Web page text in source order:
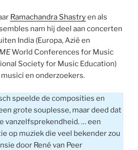
Ramachandra Shastryen als
nam hij deel aan concerten
India (Europa, Azië en
World Conferences for Music
Society for Music Education)
en onderzoekers.
speelde de composities en
grote souplesse, maar deed dat
vanzelfsprekendheid. … een
op muziek die veel bekender zou
door René van Peer